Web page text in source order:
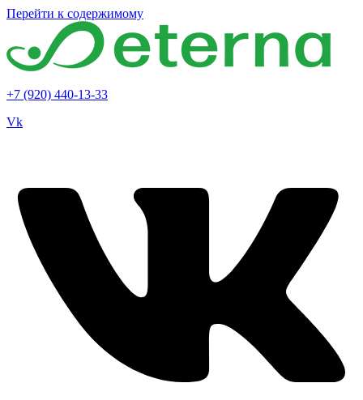
Перейти к содержимому
+7 (920) 440-13-33
Vk